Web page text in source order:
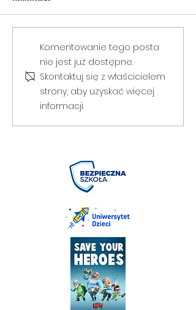
V Gminny Turniej Szachowy o
Puchar Burmistrza Bełżyc
Komentowanie tego posta
nie jest już dostępne.
Skontaktuj się z właścicielem
strony, aby uzyskać więcej
informacji.